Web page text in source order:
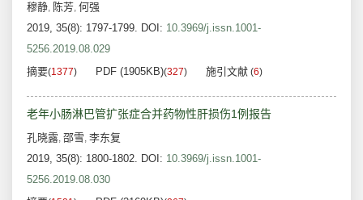
穆静, 陈芳, 何强
2019, 35(8): 1797-1799. DOI: 10.3969/j.issn.1001-
5256.2019.08.029
摘要(1377) PDF (1905KB)(327) 施引文献 (6)
老年小肠淋巴管扩张症合并药物性肝损伤1例报告
孔晓露, 邵雪, 李东复
2019, 35(8): 1800-1802. DOI: 10.3969/j.issn.1001-
5256.2019.08.030